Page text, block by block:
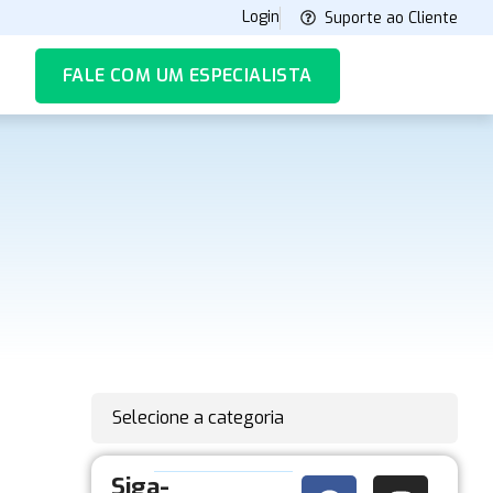
Login Suporte ao Cliente
FALE COM UM ESPECIALISTA
Selecione a categoria